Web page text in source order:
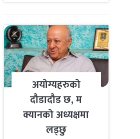
अयोग्यहरुको
दौडादौड छ, म
क्यानको अध्यक्षमा
लड्छु